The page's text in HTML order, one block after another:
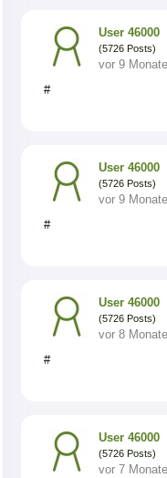
User 46000
(5726 Posts)
vor 9
#
User 46000
(5726 Posts)
vor 9
#
User 46000
(5726 Posts)
vor 8
#
User 46000
(5726 Posts)
vor 7